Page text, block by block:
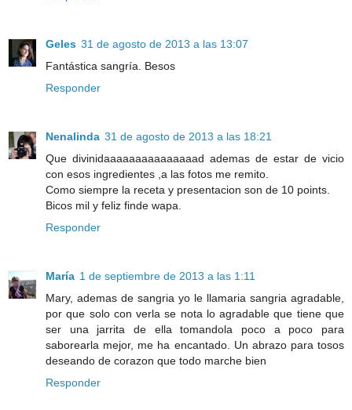
Geles 31 de agosto de 2013 a las 13:07
Fantástica sangría. Besos
Responder
Nenalinda 31 de agosto de 2013 a las 18:21
Que divinidaaaaaaaaaaaaaaad ademas de estar de vicio
con esos ingredientes ,a las fotos me remito.
Como siempre la receta y presentacion son de 10 points.
Bicos mil y feliz finde wapa.
Responder
María 1 de septiembre de 2013 a las 1:11
Mary, ademas de sangria yo le llamaria sangria agradable,
por que solo con verla se nota lo agradable que tiene que
ser una jarrita de ella tomandola poco a poco para
saborearla mejor, me ha encantado. Un abrazo para tosos
deseando de corazon que todo marche bien
Responder